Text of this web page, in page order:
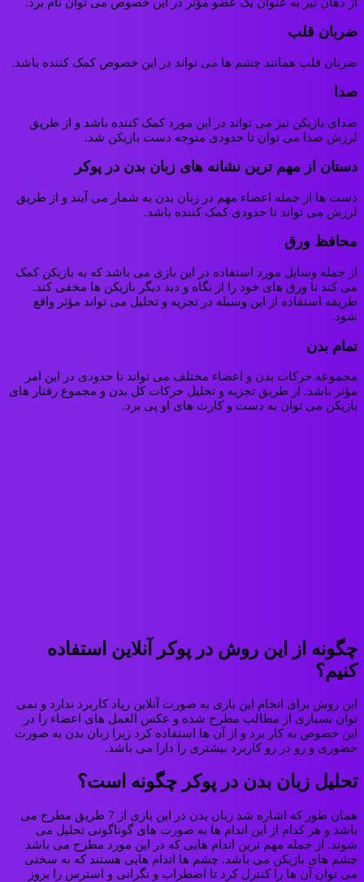
ضربان قلب
ضربان قلب همانند چشم ها می تواند در این خصوص کمک کننده باشد.
صدا
صدای بازیکن نیز می تواند در این مورد کمک کننده باشد و از طريق
لرزش صدا می توان تا حدودی متوجه دست بازیکن شد.
دستان از مهم ترین نشانه های زبان بدن در پوکر
دست ها از جمله اعضاء مهم در زبان بدن به شمار می آیند و از طریق
لرزش می تواند تا حدودی کمک کننده باشد.
محافظ ورق
از جمله وسایل مورد استفاده در این بازی می باشد که به بازیکن کمک
می کند تا ورق های خود را از نگاه و دید دیگر بازیکن ها مخفی کند.
طریقه استفاده از این وسیله در تجزيه و تحلیل می تواند مؤثر واقع
شود.
تمام بدن
مجموعه حرکات بدن و اعضاء مختلف می تواند تا حدودی در این امر
مؤثر باشد. از طریق تجزیه و تحلیل حرکات کل بدن و مجموع رفتار های
بازیکن می توان به دست و کارت های او پی برد.
چگونه از این روش در پوکر آنلاین استفاده
کنیم؟
این روش برای انجام این بازی به صورت آنلاین زیاد کاربرد ندارد و نمی
توان بسیاری از مطالب مطرح شده و عکس العمل های اعضاء را در
این خصوص به کار برد و از آن ها استفاده کرد زیرا زبان بدن به صورت
حضوری و رو در رو کاربرد بیشتری را دارا می باشد.
تحلیل زبان بدن در پوکر چگونه است؟
همان طور که اشاره شد زبان بدن در این بازی از 7 طريق مطرح می
باشد و هر کدام از این اندام ها به صورت های گوناگونی تحلیل می
شوند. از جمله مهم ترین اندام هایی که در این مورد مطرح می باشد
چشم های بازیکن می باشد. چشم ها اندام هایی هستند که به سختی
می توان آن ها را کنترل کرد تا اضطراب و نگرانی و استرس را بروز